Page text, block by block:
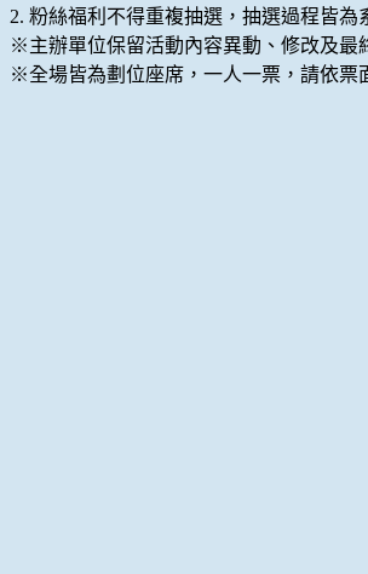
2. 粉絲福利不得重複抽選，抽選過程皆為
※主辦單位保留活動內容異動、修改及最
※全場皆為劃位座席，一人一票，請依票